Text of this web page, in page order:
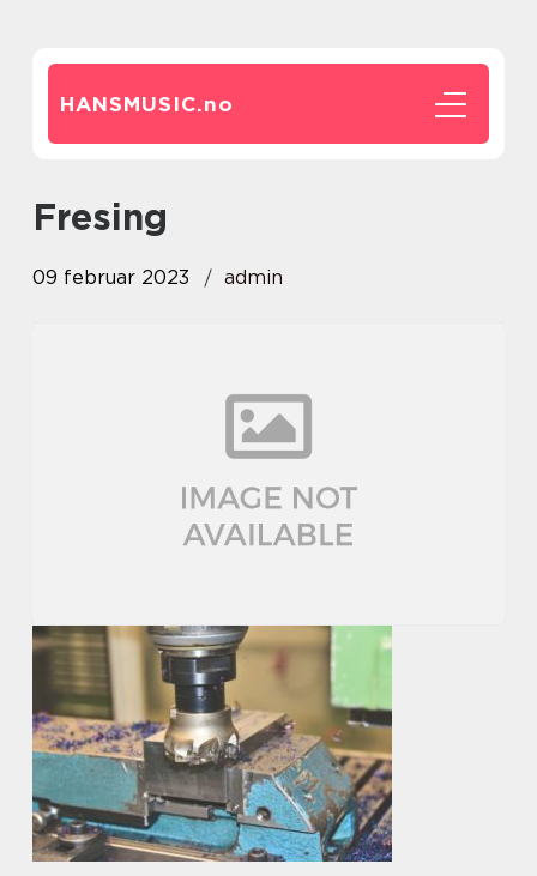
HANSMUSIC.no
Fresing
09 februar 2023 admin